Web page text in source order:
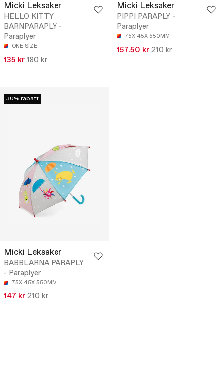
Micki Leksaker
HELLO KITTY
BARNPARAPLY -
Paraplyer
ONE SIZE
135 kr 180 kr
Micki Leksaker
PIPPI PARAPLY -
Paraplyer
75X 45X 550MM
157.50 kr 210 kr
30% rabatt
Micki Leksaker
BABBLARNA PARAPLY
- Paraplyer
75X 45X 550MM
147 kr 210 kr